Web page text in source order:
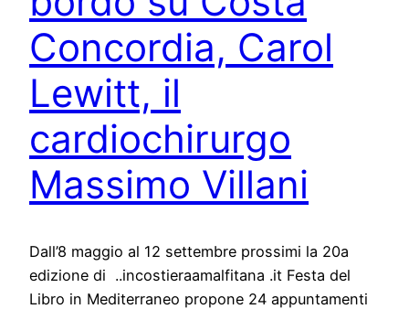
Concordia, Carol
Lewitt, il
cardiochirurgo
Massimo Villani
Dall’8 maggio al 12 settembre prossimi la 20a
edizione di ..incostieraamalfitana .it Festa del
Libro in Mediterraneo propone 24 appuntamenti